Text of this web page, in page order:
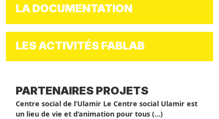
LA DOCUMENTATION
LES ACTIVITÉS FABLAB
PARTENAIRES PROJETS
Centre social de l’Ulamir Le Centre social Ulamir est
un lieu de vie et d’animation pour tous (…)